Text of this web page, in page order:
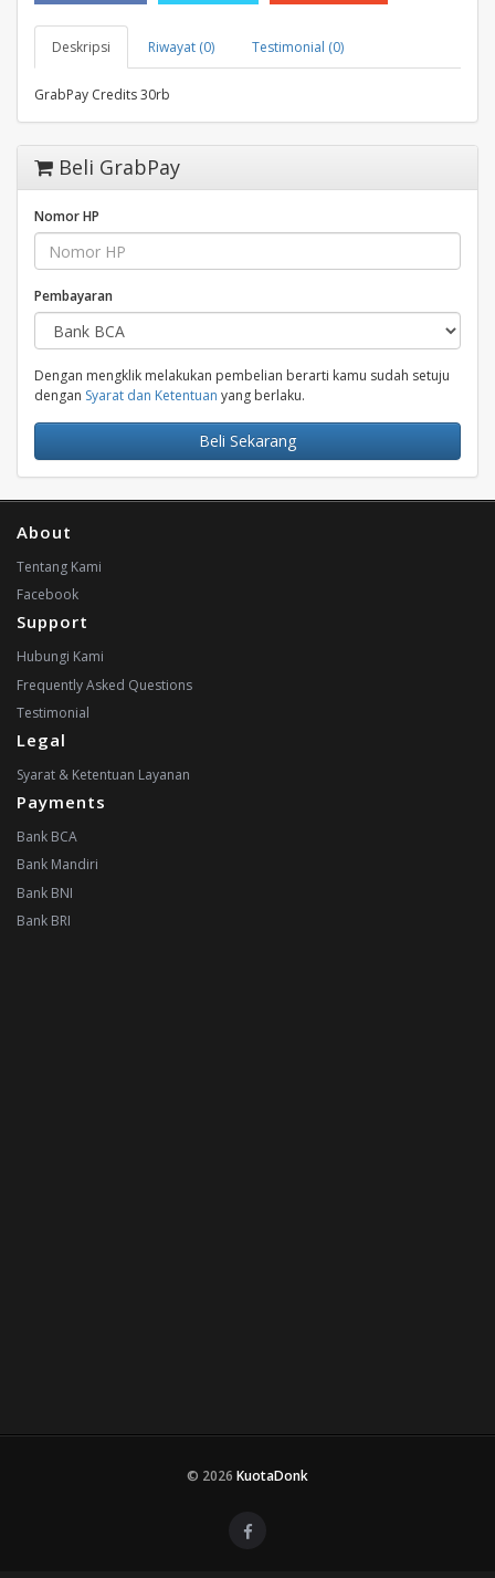
Deskripsi Riwayat (0) Testimonial (0)
GrabPay Credits 30rb
Beli GrabPay
Nomor HP
Pembayaran
Dengan mengklik melakukan pembelian berarti kamu sudah setuju
dengan Syarat dan Ketentuan yang berlaku.
Beli Sekarang
About
Tentang Kami
Facebook
Support
Hubungi Kami
Frequently Asked Questions
Testimonial
Legal
Syarat & Ketentuan Layanan
Payments
Bank BCA
Bank Mandiri
Bank BNI
Bank BRI
© 2026 KuotaDonk